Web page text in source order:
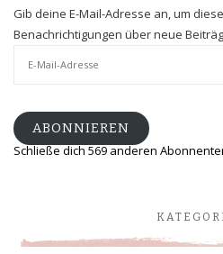
Gib deine E-Mail-Adresse an, um
Benachrichtigungen über neue
ABONNIEREN
Schließe dich 569 anderen